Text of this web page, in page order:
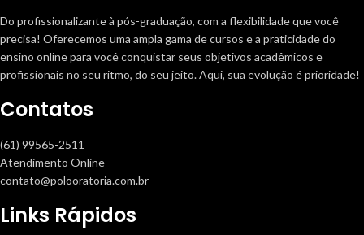
Do profissionalizante à pós-graduação, com a flexibilidade que você
precisa! Oferecemos uma ampla gama de cursos e a praticidade do
ensino online para você conquistar seus objetivos acadêmicos e
profissionais no seu ritmo, do seu jeito. Aqui, sua evolução é prioridade!
Contatos
(61) 99565-2511
Atendimento Online
contato@polooratoria.com.br
Links Rápidos